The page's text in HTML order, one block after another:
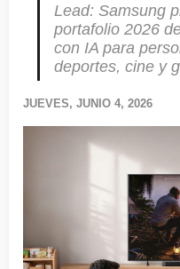
Lead: Samsung
portafolio 2026
con IA para
deportes, cine y
JUEVES, JUNIO 4, 2026